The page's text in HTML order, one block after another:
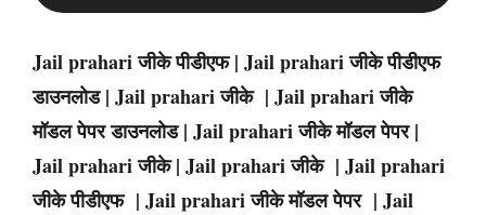
Jail prahari जीके पीडीएफ | Jail prahari जीके पीडीएफ
डाउनलोड | Jail prahari जीके | Jail prahari जीके
मॉडल पेपर डाउनलोड | Jail prahari जीके मॉडल पेपर |
Jail prahari जीके | Jail prahari जीके | Jail prahari
जीके पीडीएफ | Jail prahari जीके मॉडल पेपर | Jail